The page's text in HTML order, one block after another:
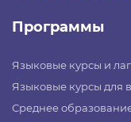
Программы
Языковые курсы и
Языковые курсы для
Среднее